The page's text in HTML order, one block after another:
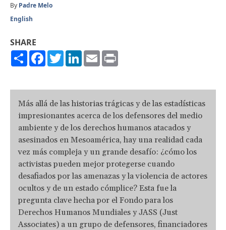
By Padre Melo
English
SHARE
ShareFacebook
TwitterLinkedIn
Email
Más allá de las historias trágicas y de las estadísticas
impresionantes acerca de los defensores del medio
ambiente y de los derechos humanos atacados y
asesinados en Mesoamérica, hay una realidad cada
vez más compleja y un grande desafío: ¿cómo los
activistas pueden mejor protegerse cuando
desafiados por las amenazas y la violencia de actores
ocultos y de un estado cómplice? Esta fue la
pregunta clave hecha por el Fondo para los
Derechos Humanos Mundiales y JASS (Just
Associates) a un grupo de defensores, financiadores